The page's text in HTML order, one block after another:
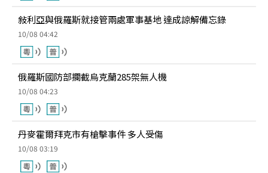
敍利亞與俄羅斯就接管兩處軍事基地 達成諒解備忘錄
10/08 04:42
俄羅斯國防部攔截烏克蘭285架無人機
10/08 04:23
丹麥霍爾拜克市有槍擊事件 多人受傷
10/08 03:19